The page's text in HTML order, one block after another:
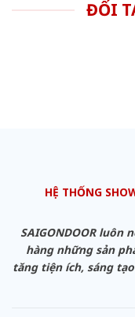
ĐỐI
HỆ THỐNG
SAIGONDOOR luôn
hàng những sản
tăng tiện ích, sáng